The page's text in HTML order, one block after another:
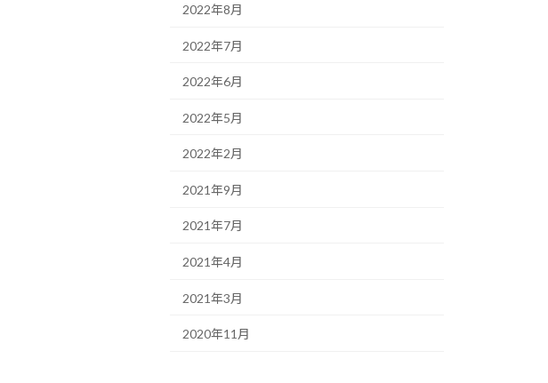
2022年8月
2022年7月
2022年6月
2022年5月
2022年2月
2021年9月
2021年7月
2021年4月
2021年3月
2020年11月